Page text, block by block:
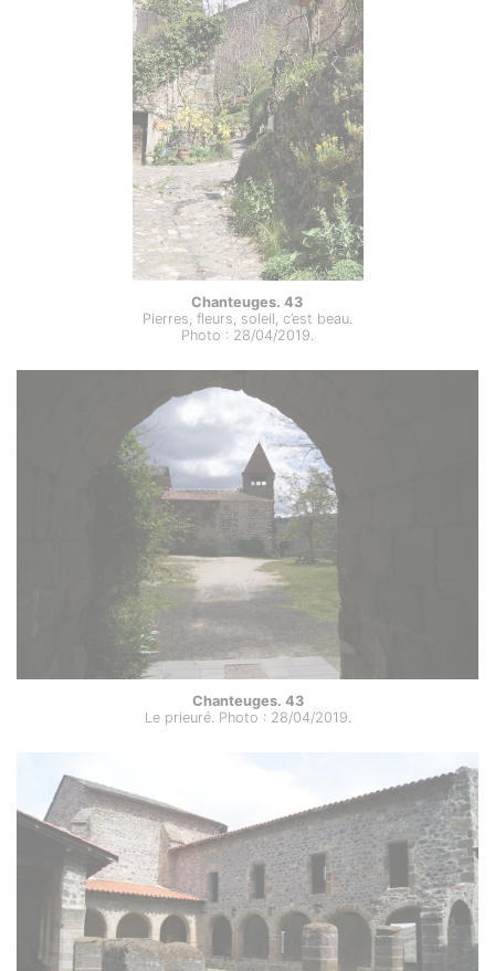
Chanteuges. 43
Pierres, fleurs, soleil, c’est beau.
Photo : 28/04/2019.
Chanteuges. 43
Le prieuré. Photo : 28/04/2019.